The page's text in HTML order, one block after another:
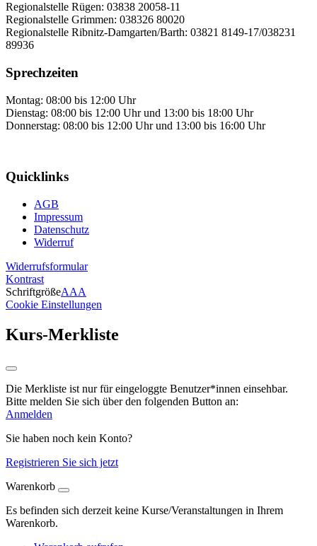
Regionalstelle Rügen: 03838 20058-11
Regionalstelle Grimmen: 038326 80020
Regionalstelle Ribnitz-Damgarten/Barth: 03821 8149-17/038231
89936
Sprechzeiten
Montag: 08:00 bis 12:00 Uhr
Dienstag: 08:00 bis 12:00 Uhr und 13:00 bis 18:00 Uhr
Donnerstag: 08:00 bis 12:00 Uhr und 13:00 bis 16:00 Uhr
Quicklinks
AGB
Impressum
Datenschutz
Widerruf
Widerrufsformular
Kontrast
SchriftgrößeAAA
Cookie Einstellungen
Kurs-Merkliste
Die Merkliste ist nur für eingeloggte Benutzer*innen einsehbar.
Bitte melden Sie sich über den folgenden Button an:
Anmelden
Sie haben noch kein Konto?
Registrieren Sie sich jetzt
Warenkorb
Es befinden sich derzeit keine Kurse/Veranstaltungen in Ihrem
Warenkorb.